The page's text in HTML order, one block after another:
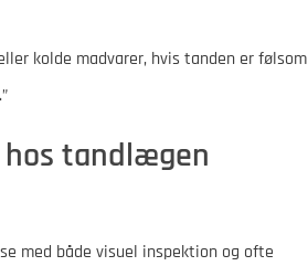
kolde madvarer, hvis tanden er følsom
tandlægen
med både visuel inspektion og ofte